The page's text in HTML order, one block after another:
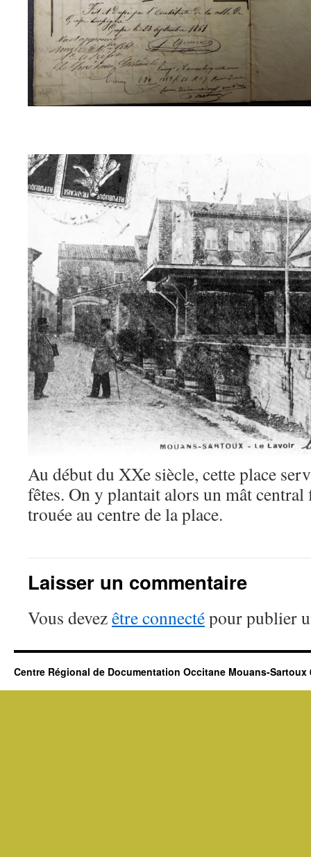
Au début du XXe siècle, cette place
fêtes. On y plantait alors un mât
trouée au centre de la place.
Laisser un commentaire
Vous devezêtre connectépour publier
Centre Régional de Documentation Occitane Mouans-Sartoux